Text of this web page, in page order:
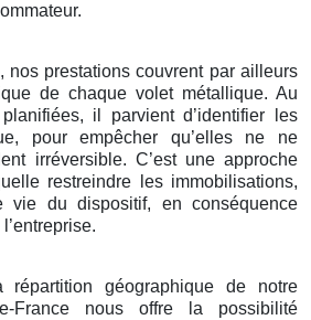
nos prestations couvrent par ailleurs
de chaque volet métallique. Au
il parvient d’identifier les
pour empêcher qu’elles ne ne
irréversible. C’est une approche
restreindre les immobilisations,
vie du dispositif, en conséquence
répartition géographique de notre
France nous offre la possibilité